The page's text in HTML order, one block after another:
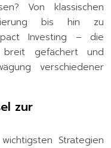
Von klassischen
bis hin zu
Investing – die
gefächert und
verschiedener
zur
Strategien